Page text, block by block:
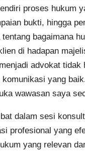
proses hukum
bukti, hingga
bagaimana
di hadapan
advokat
yang
wawasan saya
dalam sesi
profesional yang
yang relevan